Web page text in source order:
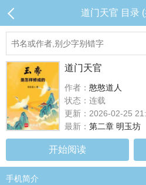
道门天官 目录
道门天官
作者： 憨憨道人
状态：连载
更新：2026-02-25
最新： 第二章 明玉坊
开始阅读
手机简介